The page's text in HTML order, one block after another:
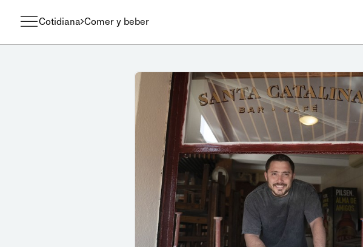
Cotidiana Comer y beber